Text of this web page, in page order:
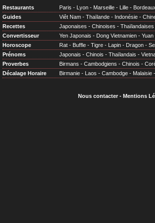
Restaurants Paris - Lyon - Marseille - Lille -
Guides
Viêt Nam - Thaïlande - Indonésie -
Recettes
Japonaises - Chinoises - Thaïlandaises
Convertisseur
Yen Japonais - Dong Vietnamien - Yuan
Horoscope
Rat - Buffle - Tigre - Lapin - Dragon -
Prénoms
Japonais - Chinois - Thaïlandais -
Proverbes
Birmans - Cambodgiens - Chinois -
Décalage Horaire
Birmanie - Laos - Cambodge - Malaisie -
Nous contacter- Mentions